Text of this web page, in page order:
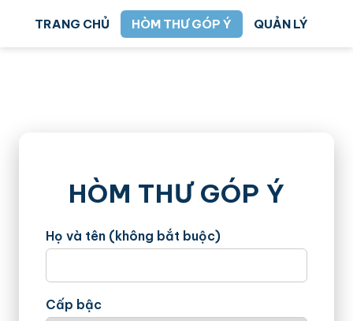
TRANG CHỦ HÒM THƯ GÓP Ý QUẢN LÝ
HÒM THƯ GÓP Ý
Họ và tên (không bắt buộc)
Cấp bậc